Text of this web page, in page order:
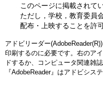
このページに掲載されて
ただし，学校，教育委員
配布・上映することを許
アドビリーダー
印刷するのに必要です。右のア
ドするか、コンピュータ関連雑
『AdobeReader』はアドビシス